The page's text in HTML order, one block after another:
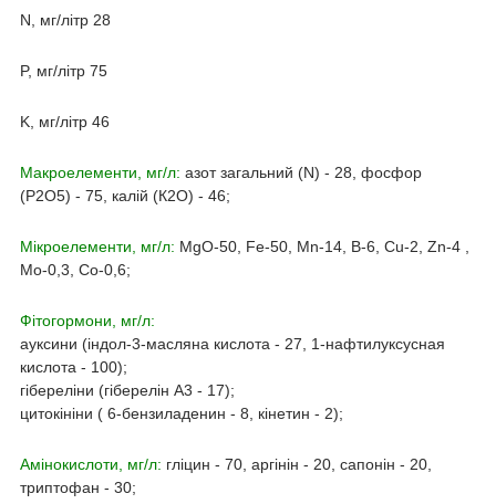
N, мг/літр 28
P, мг/літр 75
K, мг/літр 46
Макроелементи, мг/л: азот загальний (N) - 28, фосфор
(Р2О5) - 75, калій (К2О) - 46;
Мікроелементи, мг/л: MgO-50, Fe-50, Mn-14, B-6, Cu-2, Zn-4 ,
Mo-0,3, Co-0,6;
Фітогормони, мг/л:
ауксини (індол-3-масляна кислота - 27, 1-нафтилуксусная
кислота - 100);
гібереліни (гіберелін А3 - 17);
цитокініни ( 6-бензиладенин - 8, кінетин - 2);
Амінокислоти, мг/л: гліцин - 70, аргінін - 20, сапонін - 20,
триптофан - 30;